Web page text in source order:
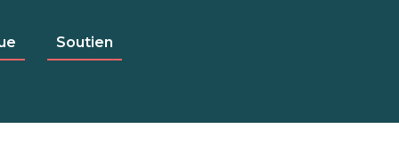
Soutien